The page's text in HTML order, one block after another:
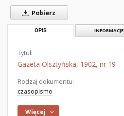
Pobierz
OPIS INFORMACJE
Tytuł:
Gazeta Olsztyńska, 1902, nr 19
Rodzaj dokumentu:
czasopismo
Więcej